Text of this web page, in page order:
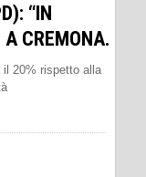
“IN
CREMONA.
il 20% rispetto alla